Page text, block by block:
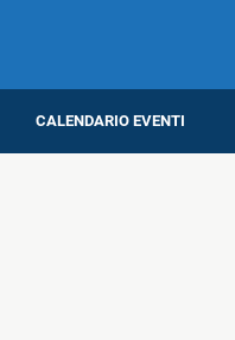
CALENDARIO EVENTI